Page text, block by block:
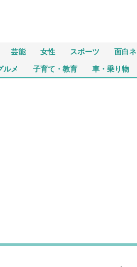
芸能 女性 スポーツ 面白
ルメ 子育て・教育 車・乗り物